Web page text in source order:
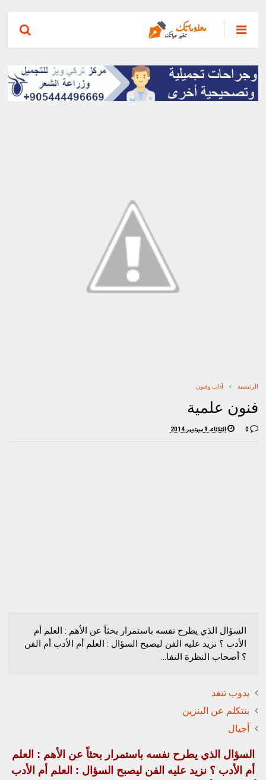
الرئيسية آداب وفنون
فنون علمية
0 الثلاثاء، 9 سبتمبر 2014
السؤال الذي يطرح نفسه باستمرار بحثاً عن الأهم : العلم أم
الأدب ؟ نزيد عليه الفن ليصبح السؤال : العلم أم الأدب أم الفن
؟ أصحاب النظرة التفا...
يدوب تنفد
بنتكلم عن البنزين
أجيال
السؤال الذي يطرح نفسه باستمرار بحثاً عن الأهم : العلم
أم الأدب ؟ نزيد عليه الفن ليصبح السؤال : العلم أم الأدب